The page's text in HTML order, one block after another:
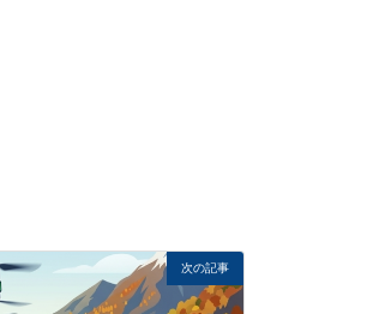
次の記事